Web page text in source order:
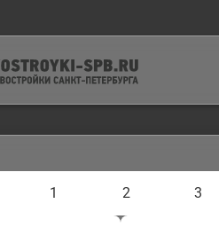
1 2 3